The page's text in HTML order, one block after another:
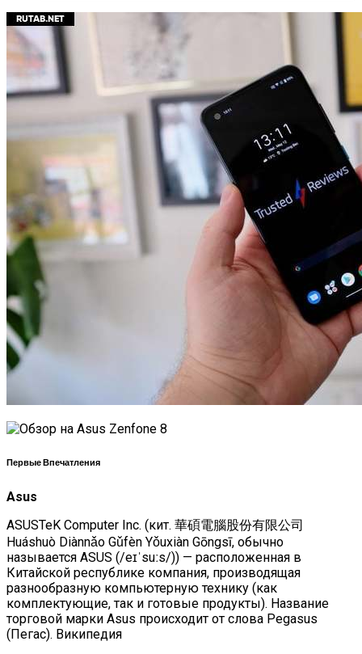
Первые Впечатления
Asus
ASUSTeK Computer Inc. (кит. 華碩電腦股份有限公司
Huáshuò Diànnǎo Gǔfèn Yǒuxiàn Gōngsī, обычно
называется ASUS (/eɪˈsuːs/)) — расположенная в
Китайской республике компания, производящая
разнообразную компьютерную технику (как
комплектующие, так и готовые продукты). Название
торговой марки Asus происходит от слова Pegasus
(Пегас). Википедия